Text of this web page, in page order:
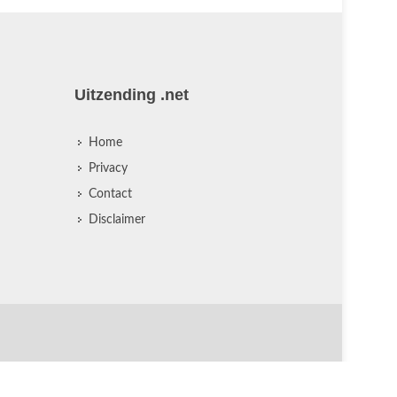
Uitzending .net
Home
Privacy
Contact
Disclaimer